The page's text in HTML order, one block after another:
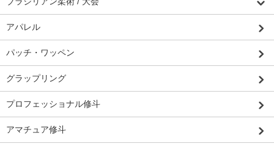
アパレル
パッチ・ワッペン
グラップリング
プロフェッショナル修斗
アマチュア修斗